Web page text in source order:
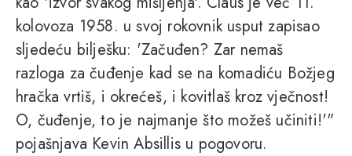
kolovoza 1958. u svoj rokovnik usput zapisao
sljedeću bilješku: 'Začuđen? Zar nemaš
razloga za čuđenje kad se na komadiću Božjeg
hračka vrtiš, i okrećeš, i kovitlaš kroz vječnost!
O, čuđenje, to je najmanje što možeš učiniti!'"
pojašnjava Kevin Absillis u pogovoru.